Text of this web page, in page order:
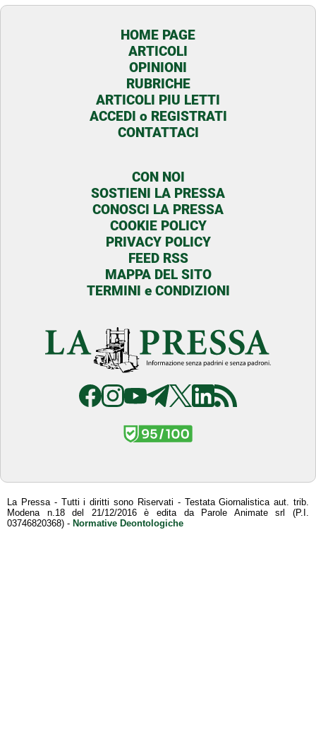
HOME PAGE
ARTICOLI
OPINIONI
RUBRICHE
ARTICOLI PIU LETTI
ACCEDI o REGISTRATI
CONTATTACI
CON NOI
SOSTIENI LA PRESSA
CONOSCI LA PRESSA
COOKIE POLICY
PRIVACY POLICY
FEED RSS
MAPPA DEL SITO
TERMINI e CONDIZIONI
La Pressa - Tutti i diritti sono Riservati - Testata Giornalistica aut. trib.
Modena n.18 del 21/12/2016 è edita da Parole Animate srl (P.I.
03746820368) - Normative Deontologiche